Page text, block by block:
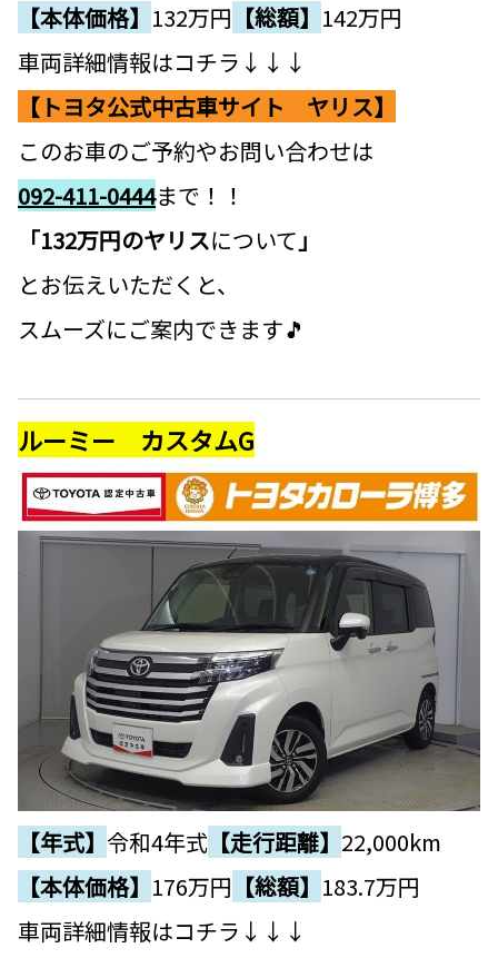
【本体価格】 132万円 【総額】 142万円
車両詳細情報はコチラ↓↓↓
【トヨタ公式中古車サイト ヤリス】
このお車のご予約やお問い合わせは
092-411-0444まで！！
「132万円のヤリスについて」
とお伝えいただくと、
スムーズにご案内できます🎵
ルーミー カスタムG
【年式】 令和4年式 【走行距離】 22,000km
【本体価格】 176万円 【総額】 183.7万円
車両詳細情報はコチラ↓↓↓